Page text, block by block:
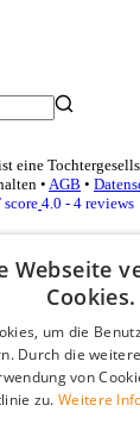
eine
• AGB •
score 4.0 - 4 reviews
Webseite
Cookies.
um die
Durch die
von
zu. Weitere